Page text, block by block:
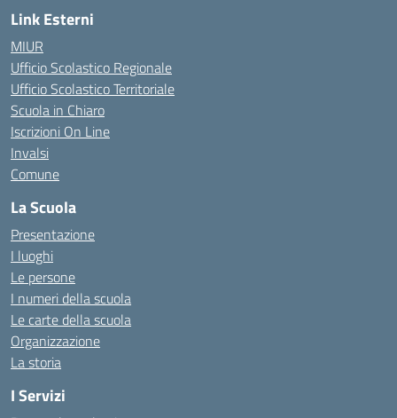
Link Esterni
MIUR
Ufficio Scolastico Regionale
Ufficio Scolastico Territoriale
Scuola in Chiaro
Iscrizioni On Line
Invalsi
Comune
La Scuola
Presentazione
I luoghi
Le persone
I numeri della scuola
Le carte della scuola
Organizzazione
La storia
I Servizi